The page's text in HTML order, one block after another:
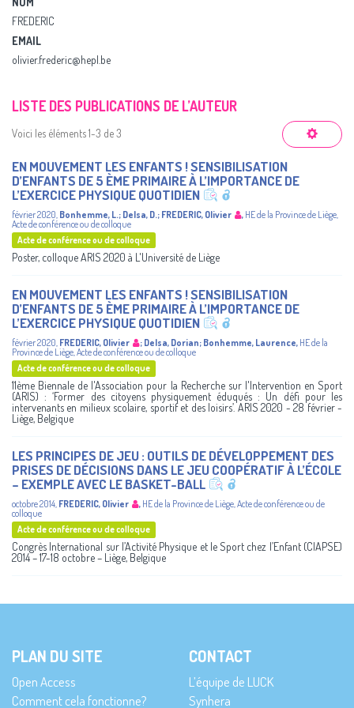
FREDERIC
EMAIL
olivier.frederic@hepl.be
LISTE DES PUBLICATIONS DE L’AUTEUR
Voici les éléments 1-3 de 3
EN MOUVEMENT LES ENFANTS ! SENSIBILISATION
D’ENFANTS DE 5 ÈME PRIMAIRE À L’IMPORTANCE DE
L’EXERCICE PHYSIQUE QUOTIDIEN
février 2020, Bonhemme, L.; Delsa, D.; FREDERIC, Olivier , HE de la Province de Liège,
Acte de conférence ou de colloque
Acte de conférence ou de colloque
Poster, colloque ARIS 2020 à L'Université de Liège
EN MOUVEMENT LES ENFANTS ! SENSIBILISATION
D’ENFANTS DE 5 ÈME PRIMAIRE À L’IMPORTANCE DE
L’EXERCICE PHYSIQUE QUOTIDIEN
février 2020, FREDERIC, Olivier ; Delsa, Dorian; Bonhemme, Laurence, HE de la
Province de Liège,Acte de conférence ou de colloque
Acte de conférence ou de colloque
11ème Biennale de l'Association pour la Recherche sur l'Intervention en Sport
(ARIS) : ‘Former des citoyens physiquement éduqués : Un défi pour les
intervenants en milieux scolaire, sportif et des loisirs’. ARIS 2020 - 28 février -
Liège, Belgique
LES PRINCIPES DE JEU : OUTILS DE DÉVELOPPEMENT DES
PRISES DE DÉCISIONS DANS LE JEU COOPÉRATIF À L’ÉCOLE
– EXEMPLE AVEC LE BASKET-BALL
octobre 2014, FREDERIC, Olivier , HE de la Province de Liège,Acte de conférence ou de
colloque
Acte de conférence ou de colloque
Congrès International sur l’Activité Physique et le Sport chez l’Enfant (CIAPSE)
2014 – 17-18 octobre – Liège, Belgique
PLAN DU SITE
Open Access
Comment cela fonctionne?
CONTACT
L’équipe de LUCK
Synhera